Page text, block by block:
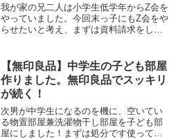
我が家の兄二人は小学生低学年からZ会を
やっていました。今回末っ子にもZ会をや
らせたいと考え、まずは資料請求をして
材３冊・国、算、社、理、英・思考、表
現・タブレットお試し...
【無印良品】中学生の子ども部屋
作りました。無印良品でスッキリ
が続く！
次男が中学生になるのを機に、空いてい
る物置部屋兼洗濯物干し部屋を子ども部
屋にしました！まずは処分です使ってい